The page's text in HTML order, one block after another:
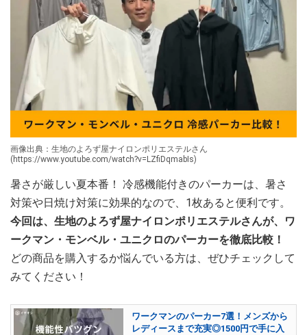
画像出典：生地のよろず屋ナイロンポリエステルさん
(https://www.youtube.com/watch?v=LZfiDqmabIs)
暑さが厳しい夏本番！ 冷感機能付きのパーカーは、暑さ
対策や日焼け対策に効果的なので、1枚あると便利です。
今回は、生地のよろず屋ナイロンポリエステルさんが、ワ
ークマン・モンベル・ユニクロのパーカーを徹底比較！
どの商品を購入するか悩んでいる方は、ぜひチェックして
みてください！
ワークマンのパーカー7選！メンズから
レディースまで充実◎1500円で手に入